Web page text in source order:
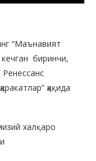
“Маънавият
биринчи,
ҳақида
халқаро